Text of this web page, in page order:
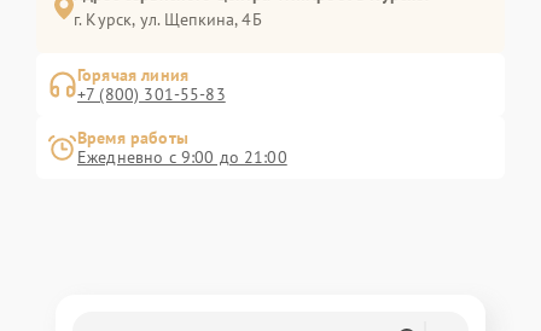
г. Курск, ул. Щепкина, 4Б
Горячая линия
+7 (800) 301-55-83
Время работы
Ежедневно с 9:00 до 21:00